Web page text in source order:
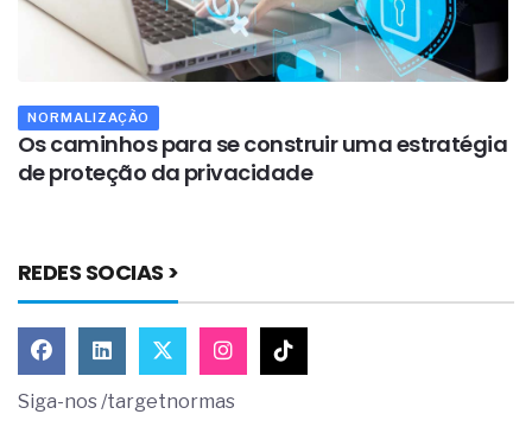
NORMALIZAÇÃO
Os caminhos para se construir uma estratégia
de proteção da privacidade
REDES SOCIAS >
Siga-nos /targetnormas